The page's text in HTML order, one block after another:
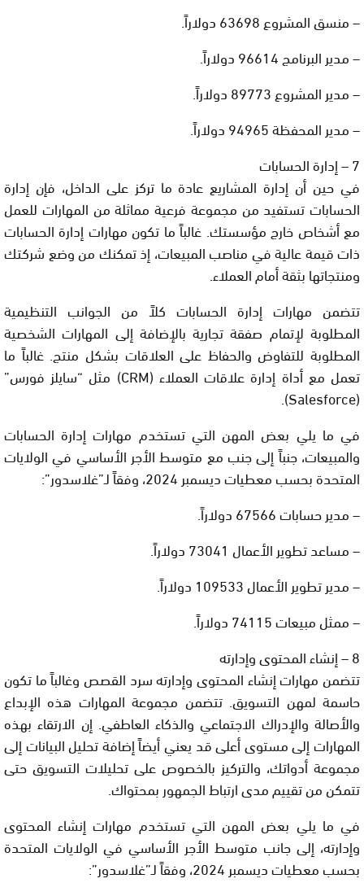
– منسق المشروع 63698 دولاراً.
– مدير البرنامج 96614 دولاراً.
– مدير المشروع 89773 دولاراً.
– مدير المحفظة 94965 دولاراً.
7 – إدارة الحسابات
في حين أن إدارة المشاريع عادة ما تركز على الداخل، فإن إدارة
الحسابات تستفيد من مجموعة فرعية مماثلة من المهارات للعمل
مع أشخاص خارج مؤسستك. غالباً ما تكون مهارات إدارة الحسابات
ذات قيمة عالية في مناصب المبيعات، إذ تمكنك من وضع شركتك
ومنتجاتها بثقة أمام العملاء.
تتضمن مهارات إدارة الحسابات كلاً من الجوانب التنظيمية
المطلوبة لإتمام صفقة تجارية بالإضافة إلى المهارات الشخصية
المطلوبة للتفاوض والحفاظ على العلاقات بشكل منتج. غالباً ما
تعمل مع أداة إدارة علاقات العملاء (CRM) مثل “سايلز فورس”
(Salesforce).
في ما يلي بعض المهن التي تستخدم مهارات إدارة الحسابات
والمبيعات، جنباً إلى جنب مع متوسط الأجر الأساسي في الولايات
المتحدة بحسب معطيات ديسمبر 2024، وفقاً لـ”غلاسدور”:
– مدير حسابات 67566 دولاراً.
– مساعد تطوير الأعمال 73041 دولاراً.
– مدير تطوير الأعمال 109533 دولاراً.
– ممثل مبيعات 74115 دولاراً.
8 – إنشاء المحتوى وإدارته
تتضمن مهارات إنشاء المحتوى وإدارته سرد القصص وغالباً ما تكون
حاسمة لمهن التسويق. تتضمن مجموعة المهارات هذه الإبداع
والأصالة والإدراك الاجتماعي والذكاء العاطفي. إن الارتقاء بهذه
المهارات إلى مستوى أعلى قد يعني أيضاً إضافة تحليل البيانات إلى
مجموعة أدواتك، والتركيز بالخصوص على تحليلات التسويق حتى
تتمكن من تقييم مدى ارتباط الجمهور بمحتواك.
في ما يلي بعض المهن التي تستخدم مهارات إنشاء المحتوى
وإدارته، إلى جانب متوسط الأجر الأساسي في الولايات المتحدة
بحسب معطيات ديسمبر 2024، وفقاً لـ”غلاسدور”: